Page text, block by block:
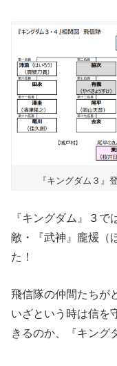
『キングダム３』
『キングダム』３
敵・『武神』龐煖（
た！
飛信隊の仲間たちが
いざという時は信を
きるのか、『キング